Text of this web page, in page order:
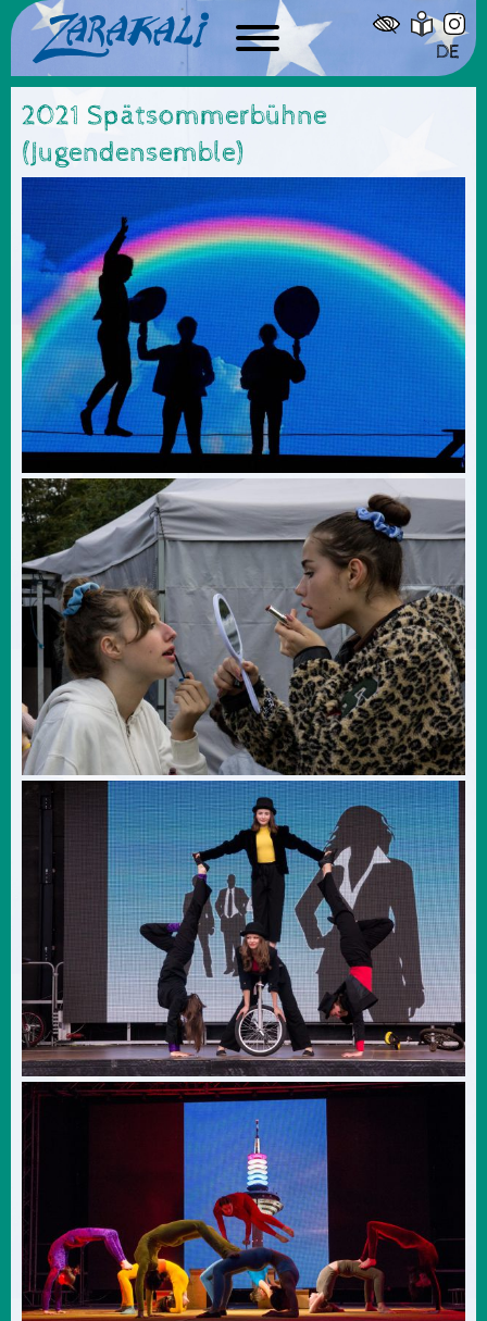
DE
2021 Spätsommerbühne
(Jugendensemble)